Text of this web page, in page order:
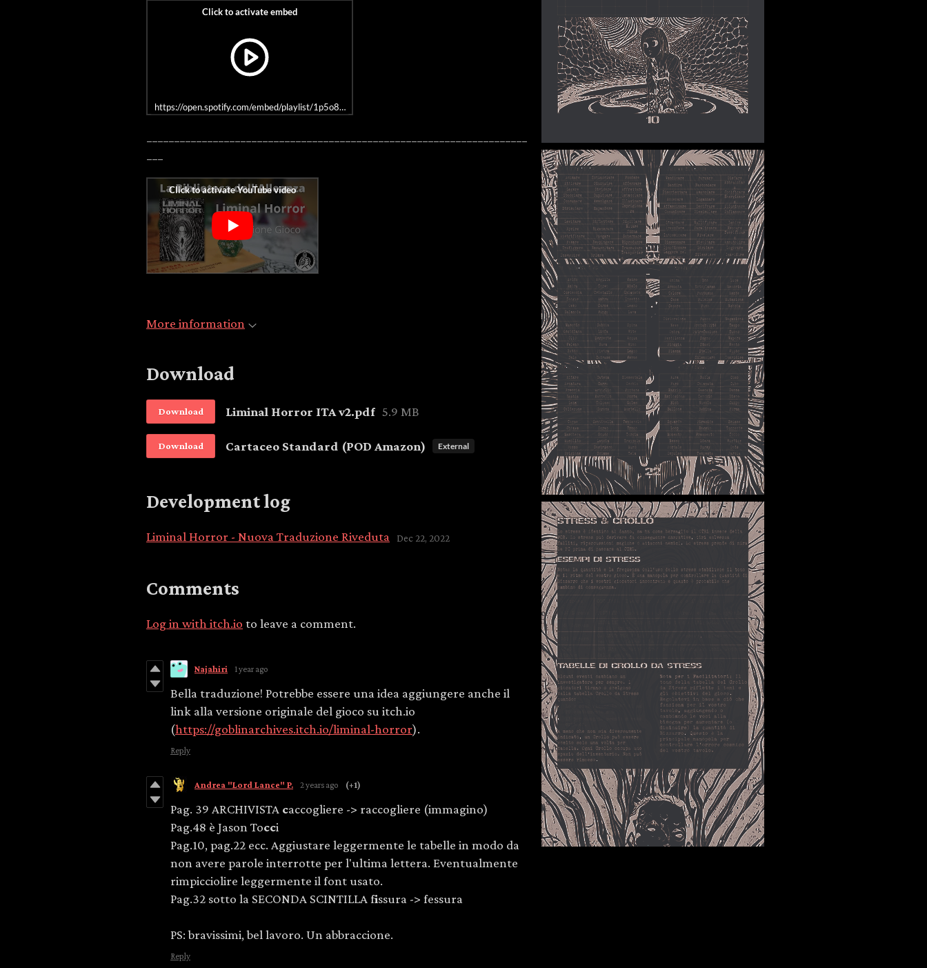
https://open.spotify.com/embed/playlist/1p5o8QzTEg7MvCxoMQ9OWQ
More information
Download
Download Liminal Horror ITA v2.pdf 5.9 MB
Download Cartaceo Standard (POD Amazon) External
Development log
Liminal Horror - Nuova Traduzione Riveduta Dec 22, 2022
Comments
Log in with itch.io to leave a comment.
Najahiri 1 year ago
Bella traduzione! Potrebbe essere una idea aggiungere anche il
link alla versione originale del gioco su itch.io
(https://goblinarchives.itch.io/liminal-horror).
Reply
Andrea "Lord Lance" P. 2 years ago (+1)
Pag. 39 ARCHIVISTA caccogliere -> raccogliere (immagino)
Pag.48 è Jason Tocci
Pag.10, pag.22 ecc. Aggiustare leggermente le tabelle in modo da
non avere parole interrotte per l'ultima lettera. Eventualmente
rimpicciolire leggermente il font usato.
Pag.32 sotto la SECONDA SCINTILLA fissura -> fessura
PS: bravissimi, bel lavoro. Un abbraccione.
Reply